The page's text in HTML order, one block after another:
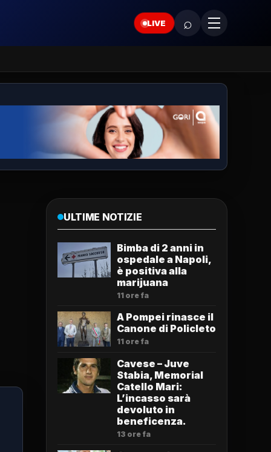
LIVE ⌕
ULTIME NOTIZIE
Bimba di 2 anni in
ospedale a Napoli,
è positiva alla
marijuana
11 ore fa
A Pompei rinasce il
Canone di Policleto
11 ore fa
Cavese – Juve
Stabia, Memorial
Catello Mari:
L’incasso sarà
devoluto in
beneficenza.
13 ore fa